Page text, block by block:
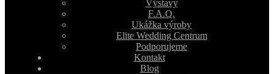
Výstavy
F.A.Q.
Ukážka výroby
Elite Wedding Centrum
Podporujeme
Kontakt
Blog